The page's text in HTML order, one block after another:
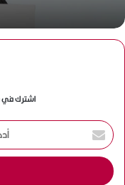
اشترك في
أ
د
خ
ل